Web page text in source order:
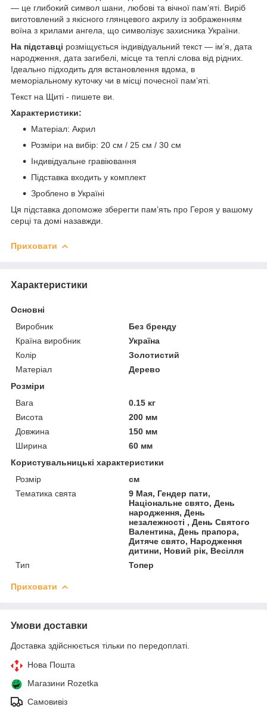
— це глибокий символ шани, любові та вічної пам’яті. Виріб
виготовлений з якісного глянцевого акрилу із зображенням
воїна з крилами ангела, що символізує захисника України.
На підставці розміщується індивідуальний текст — ім’я, дата
народження, дата загибелі, місце та теплі слова від рідних.
Ідеально підходить для встановлення вдома, в
меморіальному куточку чи в місці почесної пам’яті.
Текст на Щиті - пишете ви.
Характеристики:
Матеріал: Акрил
Розміри на вибір: 20 см / 25 см / 30 см
Індивідуальне гравіювання
Підставка входить у комплект
Зроблено в Україні
Ця підставка допоможе зберегти пам’ять про Героя у вашому
серці та домі назавжди.
Приховати
Характеристики
Основні
Виробник
Без бренду
Країна виробник
Україна
Колір
Золотистий
Матеріал
Дерево
Розміри
Вага
0.15 кг
Висота
200 мм
Довжина
150 мм
Ширина
60 мм
Користувальницькі характеристики
Розмір
см
Тематика свята
9 Мая, Гендер пати,
Національне свято, День
народження, День
незалежності , День Святого
Валентина, День прапора,
Дитяче свято, Народження
дитини, Новий рік, Весілля
Тип
Топер
Приховати
Умови доставки
Доставка здійснюється тільки по передоплаті.
Нова Пошта
Магазини Rozetka
Самовивіз